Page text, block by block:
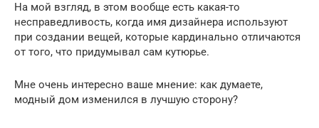
На мой взгляд, в этом вообще есть какая-то
несправедливость, когда имя дизайнера используют
при создании вещей, которые кардинально отличаются
от того, что придумывал сам кутюрье.
Мне очень интересно ваше мнение: как думаете,
модный дом изменился в лучшую сторону?